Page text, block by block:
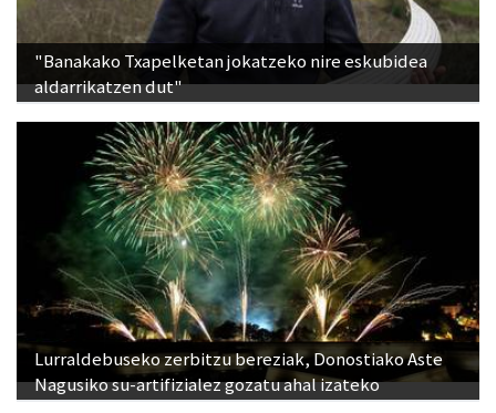
"Banakako Txapelketan jokatzeko nire eskubidea
aldarrikatzen dut"
Lurraldebuseko zerbitzu bereziak, Donostiako Aste
Nagusiko su-artifizialez gozatu ahal izateko